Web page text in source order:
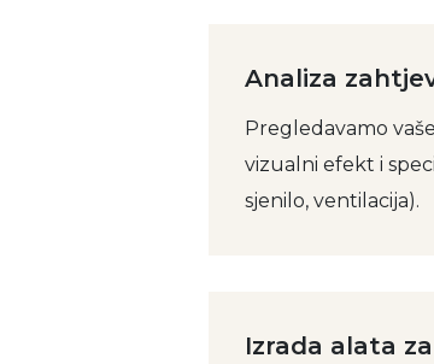
Analiza
Pregledavamo
vizualni efekt i
sjenilo, ventilacija).
Izrada alata za